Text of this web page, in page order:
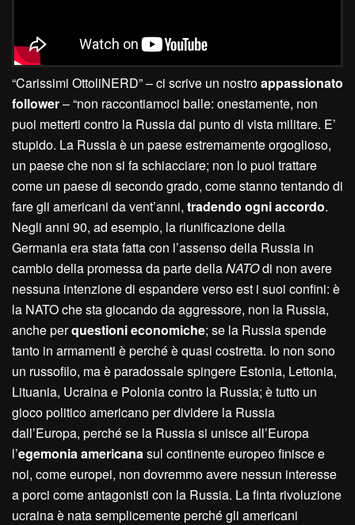
“Carissimi OttoliNERD” – ci scrive un nostroappassionato
follower– “non raccontiamoci balle: onestamente, non
puoi metterti contro la Russia dal punto di vista militare. E’
stupido. La Russia è un paese estremamente orgoglioso,
un paese che non si fa schiacciare; non lo puoi trattare
come un paese di secondo grado, come stanno tentando di
fare gli americani da vent’anni, tradendo ogni accordo.
Negli anni 90, ad esempio, la riunificazione della
Germania era stata fatta con l’assenso della Russia in
cambio della promessa da parte dellaNATOdi non avere
nessuna intenzione di espandere verso est i suoi confini: è
la NATO che sta giocando da aggressore, non la Russia,
anche perquestioni economiche; se la Russia spende
tanto in armamenti è perché è quasi costretta. Io non sono
un russofilo, ma è paradossale spingere Estonia, Lettonia,
Lituania, Ucraina e Polonia contro la Russia; è tutto un
gioco politico americano per dividere la Russia
dall’Europa, perché se la Russia si unisce all’Europa
l’egemonia americanasul continente europeo finisce e
noi, come europei, non dovremmo avere nessun interesse
a porci come antagonisti con la Russia. La finta rivoluzione
ucraina è nata semplicemente perché gli americani